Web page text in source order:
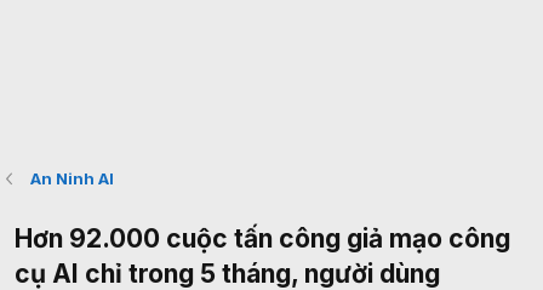
An Ninh AI
Hơn 92.000 cuộc tấn công giả mạo công
cụ AI chỉ trong 5 tháng, người dùng